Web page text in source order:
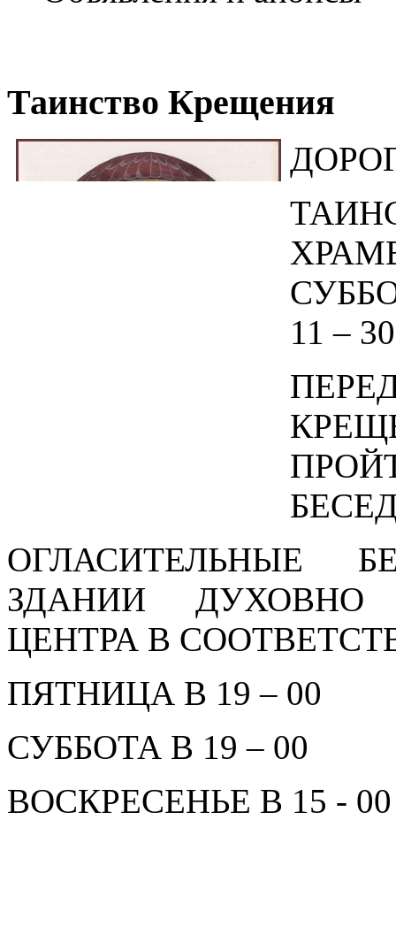
Таинство Крещения
11 –
ОГЛАСИТЕЛЬНЫЕ
ЗДАНИИ ДУХОВНО
ЦЕНТРА В
ПЯТНИЦА В 19 – 00
СУББОТА В 19 – 00
ВОСКРЕСЕНЬЕ В 15 - 00